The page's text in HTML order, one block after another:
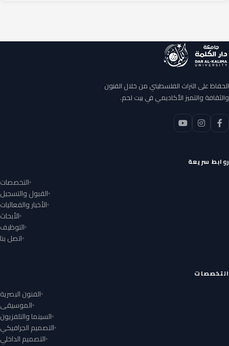
الحفاظ على التراث الفلسطيني من خلال الفنون
والثقافة والتميز الأكاديمي في بيت لحم.
روابط سريعة
التخصصات
القبول والتسجيل
الأخبار والفعاليات
الأبحاث
التوظيف
اتصل بنا
التخصصات
الفنون البصرية
الموسيقى
السينما والتلفزيون
التصميم الجرافيكي
التصميم الداخلي